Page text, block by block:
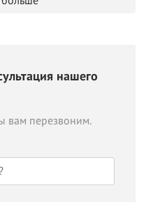
нашего
вам перезвоним.